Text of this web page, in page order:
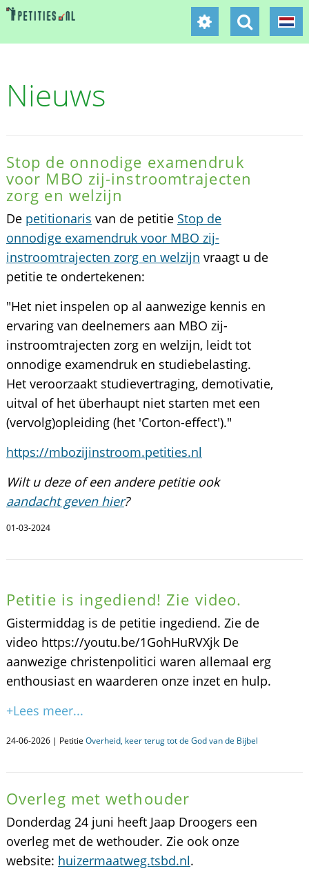
Nieuws
Stop de onnodige examendruk
voor MBO zij-instroomtrajecten
zorg en welzijn
De petitionaris van de petitie Stop de
onnodige examendruk voor MBO zij-
instroomtrajecten zorg en welzijn vraagt u de
petitie te ondertekenen:
"Het niet inspelen op al aanwezige kennis en
ervaring van deelnemers aan MBO zij-
instroomtrajecten zorg en welzijn, leidt tot
onnodige examendruk en studiebelasting.
Het veroorzaakt studievertraging, demotivatie,
uitval of het überhaupt niet starten met een
(vervolg)opleiding (het 'Corton-effect')."
https://mbozijinstroom.petities.nl
Wilt u deze of een andere petitie ook
aandacht geven hier?
01-03-2024
Petitie is ingediend! Zie video.
Gistermiddag is de petitie ingediend. Zie de
video https://youtu.be/1GohHuRVXjk De
aanwezige christenpolitici waren allemaal erg
enthousiast en waarderen onze inzet en hulp.
+Lees meer...
24-06-2026 | Petitie Overheid, keer terug tot de God van de Bijbel
Overleg met wethouder
Donderdag 24 juni heeft Jaap Droogers een
overleg met de wethouder. Zie ook onze
website: huizermaatweg.tsbd.nl.